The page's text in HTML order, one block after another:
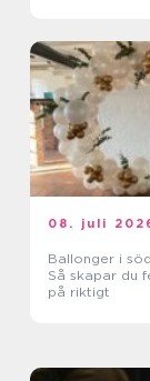
08. juli
Ballonger i
Så skapar du
på riktigt